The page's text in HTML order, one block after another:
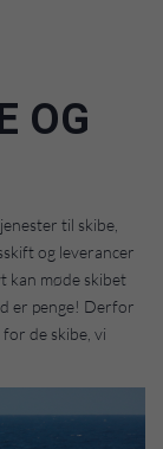
OG
til skibe,
og leverancer
kan møde skibet
er penge! Derfor
de skibe, vi